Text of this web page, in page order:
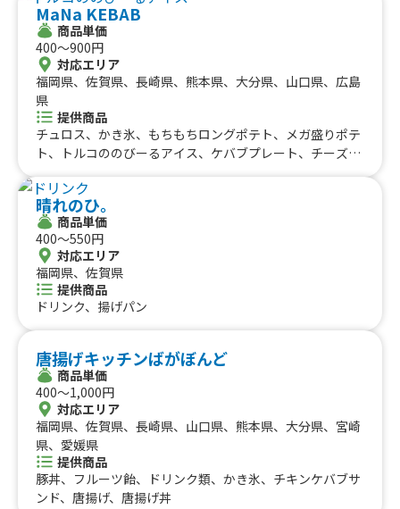
MaNa KEBAB
商品単価
400〜900円
対応エリア
福岡県、佐賀県、長崎県、熊本県、大分県、山口県、広島
県
提供商品
チュロス、かき氷、もちもちロングポテト、メガ盛りポテ
ト、トルコののびーるアイス、ケバブプレート、チーズケ
晴れのひ。
商品単価
400〜550円
対応エリア
福岡県、佐賀県
提供商品
ドリンク、揚げパン
唐揚げキッチンばがぼんど
商品単価
400〜1,000円
対応エリア
福岡県、佐賀県、長崎県、山口県、熊本県、大分県、宮崎
県、愛媛県
提供商品
豚丼、フルーツ飴、ドリンク類、かき氷、チキンケバブサ
ンド、唐揚げ、唐揚げ丼